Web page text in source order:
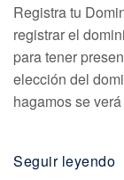
Registra tu
registrar el
para tener
elección del
hagamos se
Seguir leyendo